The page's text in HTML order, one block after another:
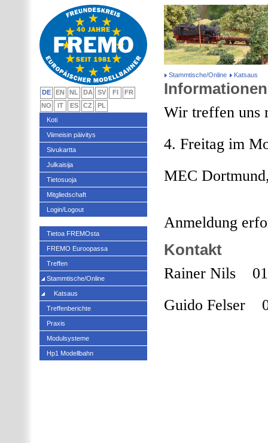
Stammtische/Online Katsaus
Informationen
Wir treffen uns
4. Freitag im
MEC
Anmeldung
Kontakt
Rainer Nils
Guido Felser
DE EN NL DA SV FI
FR
NO
IT ES CZ
PL
Koti
Viimeisin päivitys
Sivukartta
Julkaisija
Tietosuoja
Mitgliedschaft
Login/Logout
Tietoa FREMOsta
FREMO Euroopassa
Treffen
Stammtische/Online
Katsaus
Treffenberichte
Praxis
Modulsysteme
Hp1 Modellbahn